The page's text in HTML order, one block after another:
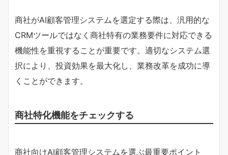
商社がAI顧客管理システムを選定する際は、汎用的な
CRMツールではなく商社特有の業務要件に対応できる
機能性を重視することが重要です。適切なシステム選
択により、投資効果を最大化し、業務改革を成功に導
くことができます。
商社特化機能をチェックする
商社向けAI顧客管理システムを選ぶ最重要ポイント